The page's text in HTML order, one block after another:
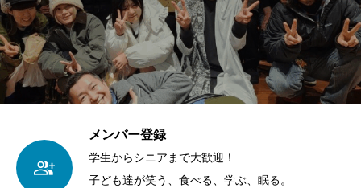
メンバー登録
学生からシニアまで大歓迎！
子ども達が笑う、食べる、学ぶ、眠る。